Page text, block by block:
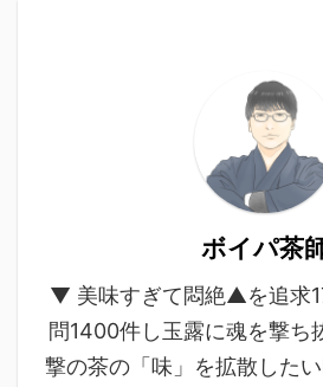
ボイパ茶
▼ 美味すぎて悶絶▲を追求
問1400件し玉露に魂を撃ち
撃の茶の「味」を拡散した